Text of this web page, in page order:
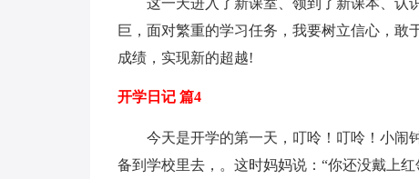
这一天进入了新课室、领到了新课本、认
巨，面对繁重的学习任务，我要树立信心，
成绩，实现新的超越!
开学日记 篇4
今天是开学的第一天，叮呤！叮呤！小闹
备到学校里去，。这时妈妈说：“你还没戴上